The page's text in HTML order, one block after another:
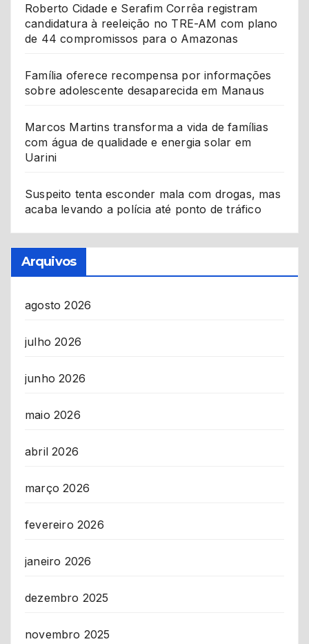
Roberto Cidade e Serafim Corrêa registram
candidatura à reeleição no TRE-AM com plano
de 44 compromissos para o Amazonas
Família oferece recompensa por informações
sobre adolescente desaparecida em Manaus
Marcos Martins transforma a vida de famílias
com água de qualidade e energia solar em
Uarini
Suspeito tenta esconder mala com drogas, mas
acaba levando a polícia até ponto de tráfico
Arquivos
agosto 2026
julho 2026
junho 2026
maio 2026
abril 2026
março 2026
fevereiro 2026
janeiro 2026
dezembro 2025
novembro 2025